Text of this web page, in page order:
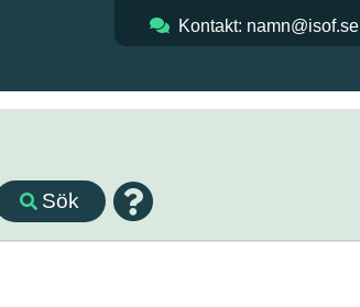
Kontakt: namn@isof.se
Sök